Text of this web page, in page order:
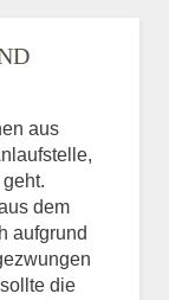
aus
dem
aufgrund
die